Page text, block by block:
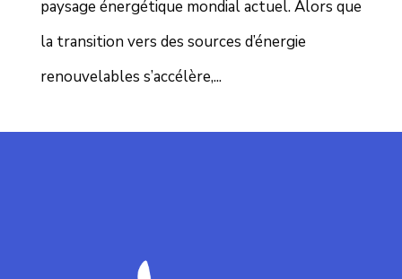
paysage énergétique mondial actuel. Alors que
la transition vers des sources d’énergie
renouvelables s’accélère,...